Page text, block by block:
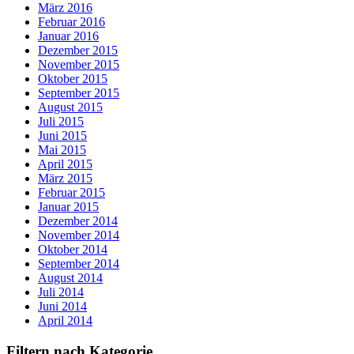
März 2016
Februar 2016
Januar 2016
Dezember 2015
November 2015
Oktober 2015
September 2015
August 2015
Juli 2015
Juni 2015
Mai 2015
April 2015
März 2015
Februar 2015
Januar 2015
Dezember 2014
November 2014
Oktober 2014
September 2014
August 2014
Juli 2014
Juni 2014
April 2014